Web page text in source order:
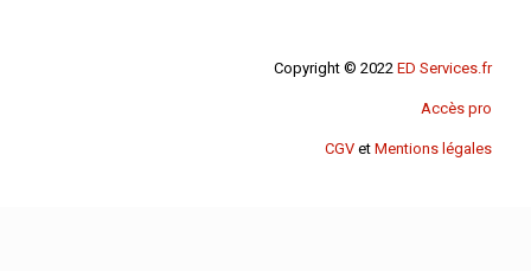
Copyright © 2022 ED Services.fr
Accès pro
CGV et Mentions légales